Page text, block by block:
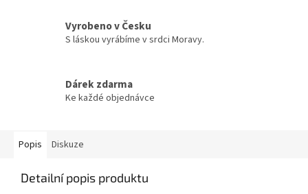
Vyrobeno v Česku
S láskou vyrábíme v srdci Moravy.
Dárek zdarma
Ke každé objednávce
Popis Diskuze
Detailní popis produktu